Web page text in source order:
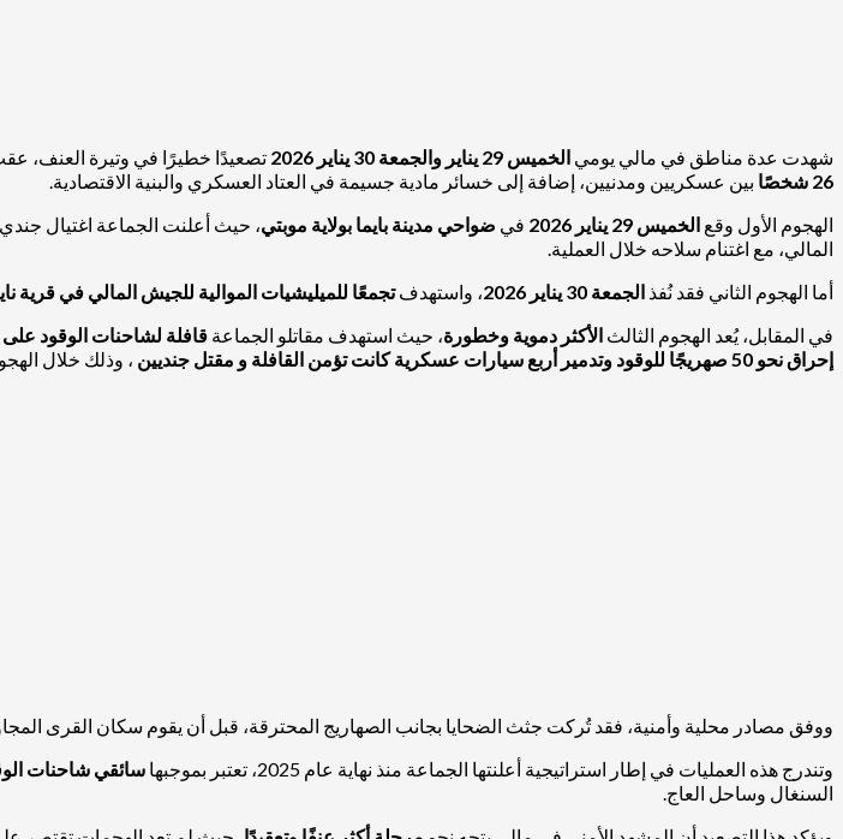
شهدت عدة مناطق في مالي يومي الخميس 29 يناير والجمعة 30 يناير 2026 تصعيدًا خطيرًا في وتيرة العنف،
26 شخصًا
بين عسكريين ومدنيين، إضافة إلى خسائر مادية جسيمة في العتاد العسكري والبنية الاقتصادية.
الهجوم الأول وقع الخميس 29 يناير 2026 في ضواحي مدينة بايما بولاية موبتي، حيث أعلنت الجماعة اغتيال
المالي، مع اغتنام سلاحه خلال العملية.
أما الهجوم الثاني فقد نُفذ الجمعة 30 يناير 2026 ، واستهدفتجمعًا للميليشيات الموالية للجيش المالي في قرية
في المقابل، يُعد الهجوم الثالث الأكثر دموية وخطورة، حيث استهدف مقاتلو الجماعة قافلة لشاحنات الوقود
إحراق نحو 50 صهريجًا للوقود وتدمير أربع سيارات عسكرية كانت تؤمن القافلة
و مقتل جنديين ، وذلك خلال
ووفق مصادر محلية وأمنية، فقد تُركت جثث الضحايا بجانب الصهاريج المحترقة، قبل أن يقوم سكان القرى
وتندرج هذه العمليات في إطار استراتيجية أعلنتها الجماعة منذ نهاية عام 2025، تعتبر بموجبها
سائقي شاحنات
السنغال وساحل العاج.